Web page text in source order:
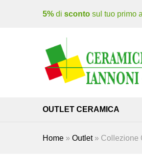
5% di sconto sul tuo primo
OUTLET CERAMICA
Home » Outlet» Collezione